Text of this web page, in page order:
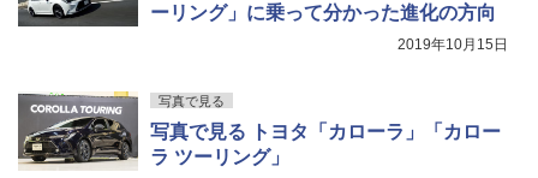
ーリング」に乗って分かった進化の方向
2019年10月15日
写真で見る
写真で見る トヨタ「カローラ」「カロー
ラ ツーリング」